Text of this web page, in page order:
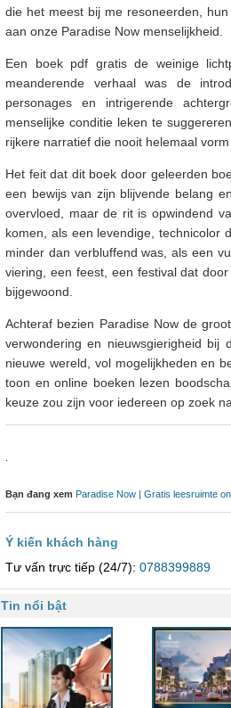
die het meest bij me resoneerden,
aan onze Paradise Now menselijkheid.
Een boek pdf gratis de weinige
meanderende verhaal was de
personages en intrigerende
menselijke conditie leken te
rijkere narratief die nooit helemaal vorm
Het feit dat dit boek door geleerden
een bewijs van zijn blijvende belang
overvloed, maar de rit is opwindend
komen, als een levendige, technicolor
minder dan verbluffend was, als een
viering, een feest, een festival dat
bijgewoond.
Achteraf bezien Paradise Now de
verwondering en nieuwsgierigheid
nieuwe wereld, vol mogelijkheden en
toon en online boeken lezen
keuze zou zijn voor iedereen op zoek
Bạn đang xem Paradise Now | Gratis leesruimte
Ý kiến khách hàng
Tư vấn trực tiếp (24/7): 0788399889
Tin nổi bật